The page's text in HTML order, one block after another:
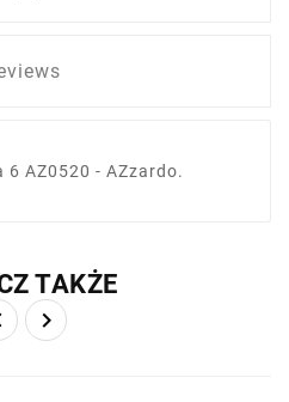
6 AZ0520 - AZzardo.
TAKŻE
